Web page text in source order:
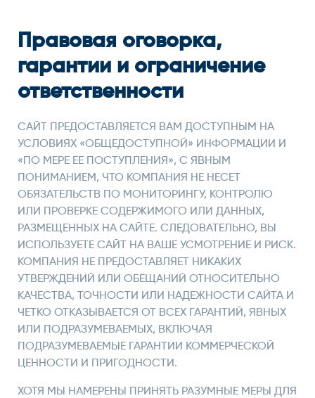
Правовая оговорка,
гарантии и ограничение
ответственности
САЙТ ПРЕДОСТАВЛЯЕТСЯ ВАМ ДОСТУПНЫМ НА
УСЛОВИЯХ «ОБЩЕДОСТУПНОЙ» ИНФОРМАЦИИ И
«ПО МЕРЕ ЕЕ ПОСТУПЛЕНИЯ», С ЯВНЫМ
ПОНИМАНИЕМ, ЧТО КОМПАНИЯ НЕ НЕСЕТ
ОБЯЗАТЕЛЬСТВ ПО МОНИТОРИНГУ, КОНТРОЛЮ
ИЛИ ПРОВЕРКЕ СОДЕРЖИМОГО ИЛИ ДАННЫХ,
РАЗМЕЩЕННЫХ НА САЙТЕ. СЛЕДОВАТЕЛЬНО, ВЫ
ИСПОЛЬЗУЕТЕ САЙТ НА ВАШЕ УСМОТРЕНИЕ И РИСК.
КОМПАНИЯ НЕ ПРЕДОСТАВЛЯЕТ НИКАКИХ
УТВЕРЖДЕНИЙ ИЛИ ОБЕЩАНИЙ ОТНОСИТЕЛЬНО
КАЧЕСТВА, ТОЧНОСТИ ИЛИ НАДЕЖНОСТИ САЙТА И
ЧЕТКО ОТКАЗЫВАЕТСЯ ОТ ВСЕХ ГАРАНТИЙ, ЯВНЫХ
ИЛИ ПОДРАЗУМЕВАЕМЫХ, ВКЛЮЧАЯ
ПОДРАЗУМЕВАЕМЫЕ ГАРАНТИИ КОММЕРЧЕСКОЙ
ЦЕННОСТИ И ПРИГОДНОСТИ.
ХОТЯ МЫ НАМЕРЕНЫ ПРИНЯТЬ РАЗУМНЫЕ МЕРЫ ДЛЯ